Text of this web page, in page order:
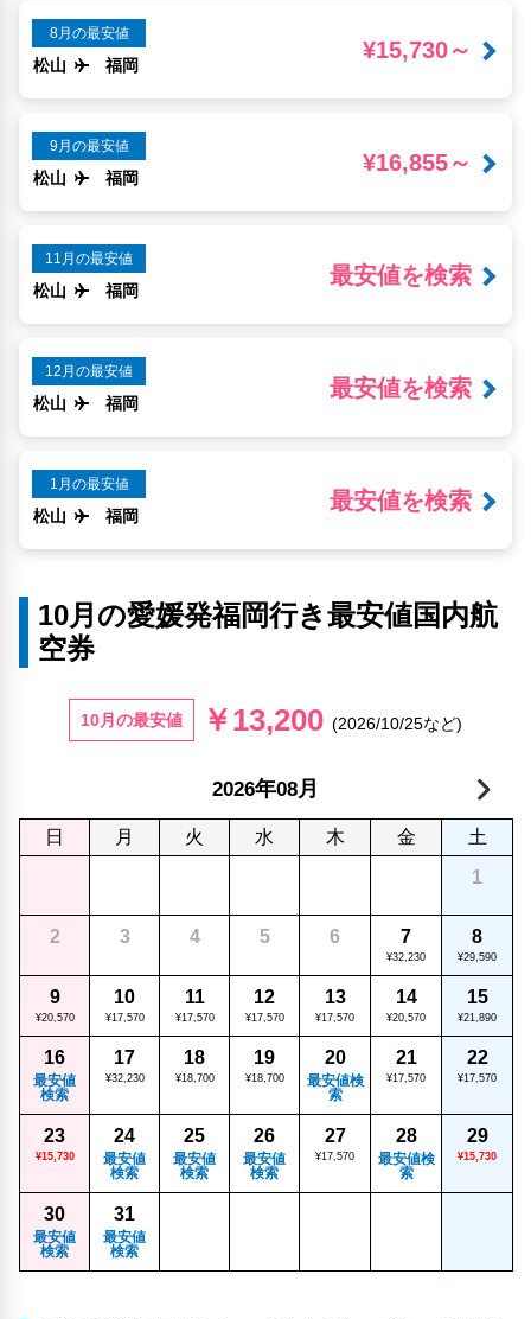
8月の最安値
松山 福岡
¥15,730～
9月の最安値
松山 福岡
¥16,855～
11月の最安値
松山 福岡
最安値を検索
12月の最安値
松山 福岡
最安値を検索
1月の最安値
松山 福岡
最安値を検索
10月の愛媛発福岡行き最安値国内航
空券
10月の最安値 ￥13,200 (2026/10/25など)
2026年08月
日 月 火 水 木 金
土
1
2 3 4 5 6 7
¥32,230
8
¥29,590
9
¥20,570
10
¥17,570
11
¥17,570
12
¥17,570
13
¥17,570
14
¥20,570
15
¥21,890
16
最安値
検索
17
¥32,230
18
¥18,700
19
¥18,700
20
最安値検
索
21
¥17,570
22
¥17,570
23
¥15,730
24
最安値
検索
25
最安値
検索
26
最安値
検索
27
¥17,570
28
最安値検
索
29
¥15,730
30
最安値
検索
31
最安値
検索